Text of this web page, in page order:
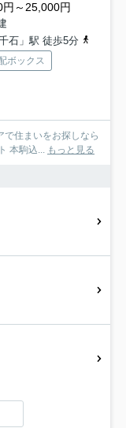
～25,000円
石」駅 徒歩5分
ボックス
で住まいをお探しなら
本駒込... もっと見る